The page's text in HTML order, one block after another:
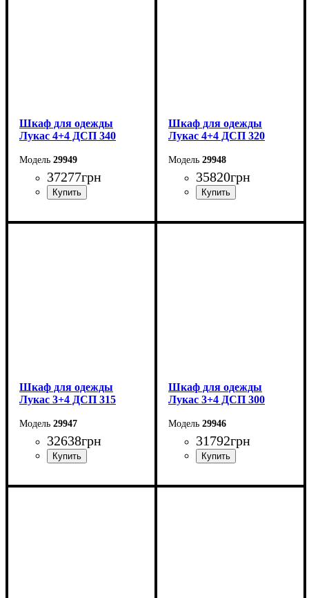
Шкаф для одежды
Лукас 4+4 ДСП 340
29949
37277грн
Ширина: 340 см
Шкаф для одежды
Лукас 4+4 ДСП 320
29948
35820грн
Ширина: 320 см
Шкаф для одежды
Лукас 3+4 ДСП 315
29947
32638грн
Ширина: 315 см
Шкаф для одежды
Лукас 3+4 ДСП 300
29946
31792грн
Ширина: 300 см